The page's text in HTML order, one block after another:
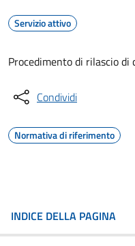
Servizio attivo
Procedimento di rilascio
Condividi
Normativa di riferimento
INDICE DELLA PAGINA